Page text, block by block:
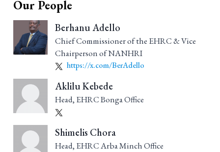
Our People
Berhanu Adello
Chief Commissioner of the EHRC & Vice
Chairperson of NANHRI
https://x.com/BerAdello
Aklilu Kebede
Head, EHRC Bonga Office
Shimelis Chora
Head, EHRC Arba Minch Office